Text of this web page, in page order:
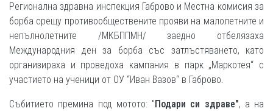
Регионална здравна инспекция Габрово и Местна комисия за
борба срещу противообществените прояви на малолетните и
непълнолетните /МКБППМН/ заедно отбелязаха
Международния ден за борба със затлъстяването, като
организираха и проведоха кампания в парк „Маркотея“ с
участието на ученици от ОУ “Иван Вазов“ в Габрово.
Събитието премина под мотото: "Подари си здраве", а на